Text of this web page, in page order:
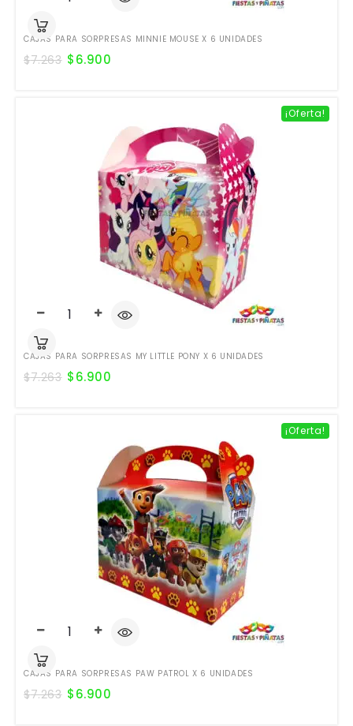
CAJAS PARA SORPRESAS MINNIE MOUSE X 6 UNIDADES
$7.263 $6.900
¡Oferta!
CAJAS PARA SORPRESAS MY LITTLE PONY X 6 UNIDADES
$7.263 $6.900
¡Oferta!
CAJAS PARA SORPRESAS PAW PATROL X 6 UNIDADES
$7.263 $6.900